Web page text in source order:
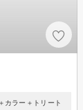
カラー＋トリート